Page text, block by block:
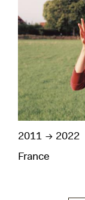
2011
2022
France